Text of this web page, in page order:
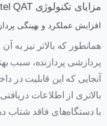
مزایای تکنولوژی Intel QAT
افزایش عملکرد و بهینگی
پردازشی پردازنده، سبب
آنجایی که این قابلیت در
بالاتری از اطلاعات
با دستگاه‌های فاقد شتاب